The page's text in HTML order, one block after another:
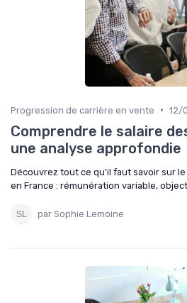
Progression de carrière en vente • 12/
Comprendre le salaire
une analyse approfondie
Découvrez tout ce qu'il faut savoir sur
en France : rémunération variable,
par Sophie Lemoine